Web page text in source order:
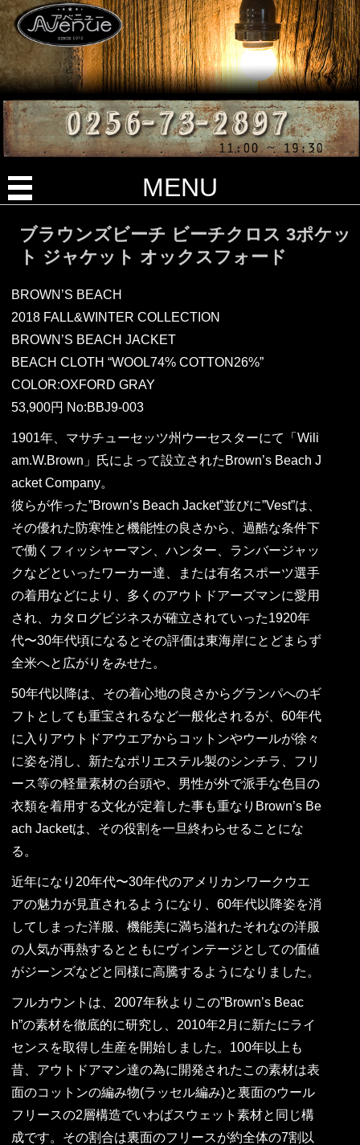
MENU
ブラウンズビーチ ビーチクロス 3ポケッ
ト ジャケット オックスフォード
BROWN’S BEACH
2018 FALL&WINTER COLLECTION
BROWN’S BEACH JACKET
BEACH CLOTH “WOOL74% COTTON26%”
COLOR:OXFORD GRAY
53,900円 No:BBJ9-003
1901年、マサチューセッツ州ウーセスターにて「Wili
am.W.Brown」氏によって設立されたBrown’s Beach J
acket Company。
彼らが作った”Brown’s Beach Jacket”並びに”Vest”は、
その優れた防寒性と機能性の良さから、過酷な条件下
で働くフィッシャーマン、ハンター、ランバージャッ
クなどといったワーカー達、または有名スポーツ選手
の着用などにより、多くのアウトドアーズマンに愛用
され、カタログビジネスが確立されていった1920年
代〜30年代頃になるとその評価は東海岸にとどまらず
全米へと広がりをみせた。
50年代以降は、その着心地の良さからグランパへのギ
フトとしても重宝されるなど一般化されるが、60年代
に入りアウトドアウエアからコットンやウールが徐々
に姿を消し、新たなポリエステル製のシンチラ、フリ
ース等の軽量素材の台頭や、男性が外で派手な色目の
衣類を着用する文化が定着した事も重なりBrown’s Be
ach Jacketは、その役割を一旦終わらせることにな
る。
近年になり20年代〜30年代のアメリカンワークウエ
アの魅力が見直されるようになり、60年代以降姿を消
してしまった洋服、機能美に満ち溢れたそれなの洋服
の人気が再熱するとともにヴィンテージとしての価値
がジーンズなどと同様に高騰するようになりました。
フルカウントは、2007年秋よりこの”Brown’s Beac
h”の素材を徹底的に研究し、2010年2月に新たにライ
センスを取得し生産を開始しました。100年以上も
昔、アウトドアマン達の為に開発されたこの素材は表
面のコットンの編み物(ラッセル編み)と裏面のウール
フリースの2層構造でいわばスウェット素材と同じ構
成です。その割合は裏面のフリースが約全体の7割以